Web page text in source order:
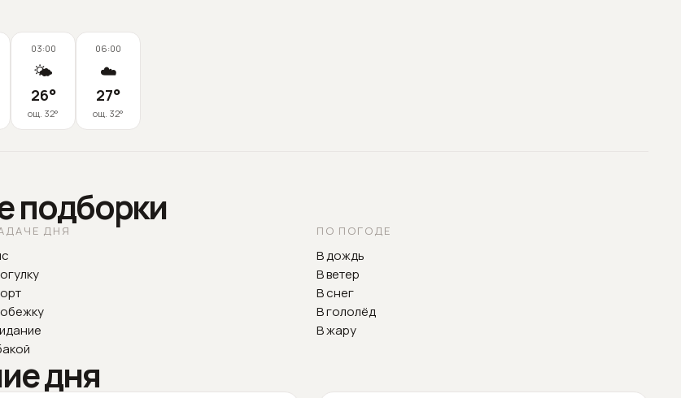
03:00
🌤️
26°
ощ. 32°
06:00
☁️
27°
ощ. 32°
подборки
ДНЯ ПО ПОГОДЕ
В дождь
В ветер
В снег
В гололёд
В жару
дня